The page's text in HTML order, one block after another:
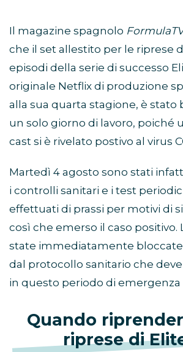
Il magazine spagnolo
che il set allestito per le riprese
episodi della serie di successo
originale Netflix di produzione
alla sua quarta stagione, è stato
un solo giorno di lavoro, poiché
cast si è rivelato postivo al virus
Martedì 4 agosto sono stati
i controlli sanitari e i test
effettuati di prassi per motivi di
così che emerso il caso positivo.
state immediatamente
dal protocollo sanitario che
in questo periodo di emergenza
Quando
riprese di